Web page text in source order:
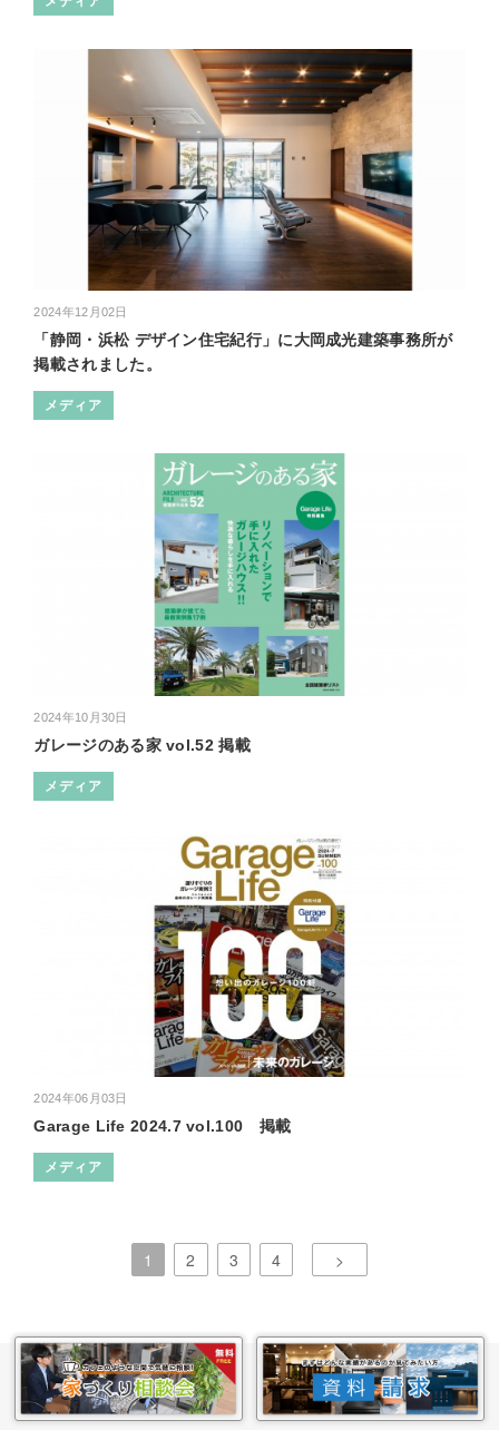
2024年12月02日
「静岡・浜松 デザイン住宅紀行」に大岡成光建築事務所が
掲載されました。
メディア
2024年10月30日
ガレージのある家 vol.52 掲載
メディア
2024年06月03日
Garage Life 2024.7 vol.100 掲載
メディア
1 2 3 4 >